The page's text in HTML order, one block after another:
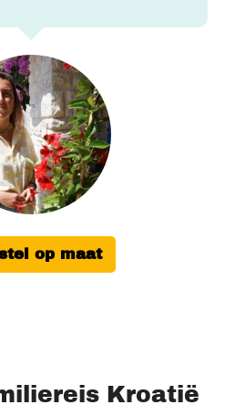
op maat
Kroatië